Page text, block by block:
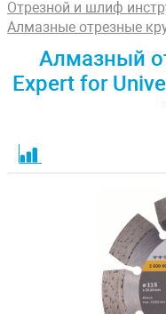
Отрезной и шлиф
Алмазные отрезные
Алмазный
Expert for